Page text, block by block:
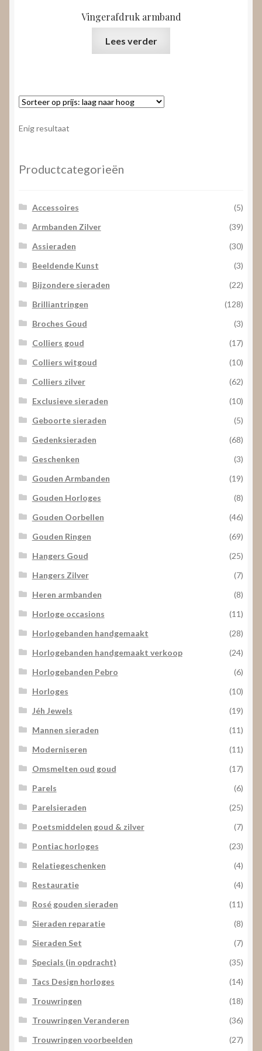
Vingerafdruk armband
Lees verder
Enig resultaat
Productcategorieën
Accessoires
(5)
Armbanden Zilver
(39)
Assieraden
(30)
Beeldende Kunst
(3)
Bijzondere sieraden
(22)
Brilliantringen
(128)
Broches Goud
(3)
Colliers goud
(17)
Colliers witgoud
(10)
Colliers zilver
(62)
Exclusieve sieraden
(10)
Geboorte sieraden
(5)
Gedenksieraden
(68)
Geschenken
(3)
Gouden Armbanden
(19)
Gouden Horloges
(8)
Gouden Oorbellen
(46)
Gouden Ringen
(69)
Hangers Goud
(25)
Hangers Zilver
(7)
Heren armbanden
(8)
Horloge occasions
(11)
Horlogebanden handgemaakt
(28)
Horlogebanden handgemaakt verkoop
(24)
Horlogebanden Pebro
(6)
Horloges
(10)
Jéh Jewels
(19)
Mannen sieraden
(11)
Moderniseren
(11)
Omsmelten oud goud
(17)
Parels
(6)
Parelsieraden
(25)
Poetsmiddelen goud & zilver
(7)
Pontiac horloges
(23)
Relatiegeschenken
(4)
Restauratie
(4)
Rosé gouden sieraden
(11)
Sieraden reparatie
(8)
Sieraden Set
(7)
Specials (in opdracht)
(35)
Tacs Design horloges
(14)
Trouwringen
(18)
Trouwringen Veranderen
(36)
Trouwringen voorbeelden
(27)